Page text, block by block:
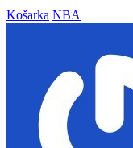
Košarka NBA